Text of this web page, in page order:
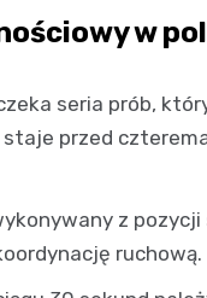
w
seria prób,
przed
z
ruchową.